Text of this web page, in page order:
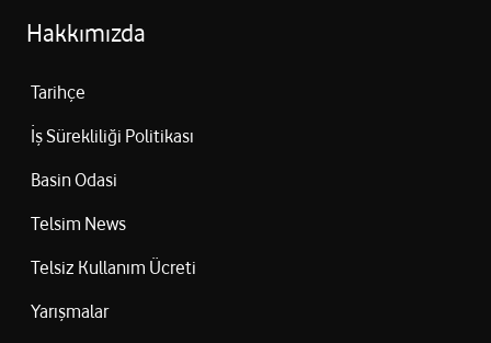
Hakkımızda
Tarihçe
İş Sürekliliği Politikası
Basin Odasi
Telsim News
Telsiz Kullanım Ücreti
Yarışmalar